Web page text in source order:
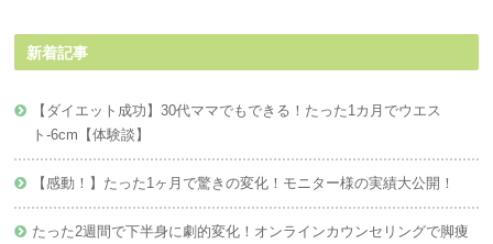
新着記事
【ダイエット成功】30代ママでもできる！たった1カ月でウエス
ト-6cm【体験談】
【感動！】たった1ヶ月で驚きの変化！モニター様の実績大公開！
たった2週間で下半身に劇的変化！オンラインカウンセリングで脚痩